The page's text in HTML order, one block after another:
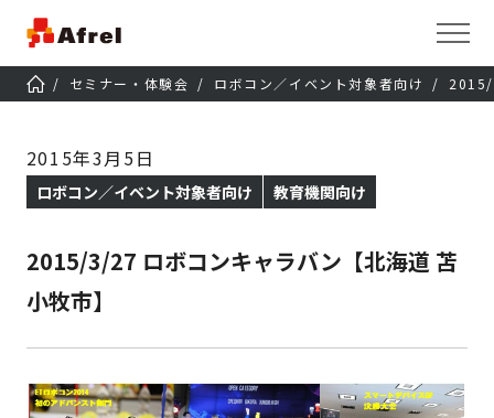
セミナー・体験会 ロボコン／イベント対象者向け 2015/
2015年3月5日
ロボコン／イベント対象者向け 教育機関向け
2015/3/27 ロボコンキャラバン【北海道 苫
小牧市】